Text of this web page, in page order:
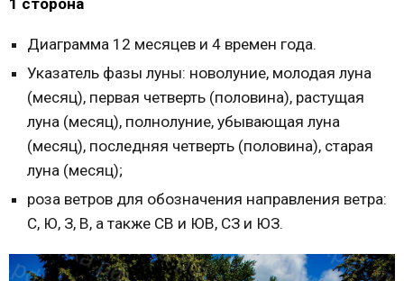
1 сторона
Диаграмма 12 месяцев и 4 времен года.
Указатель фазы луны: новолуние, молодая луна
(месяц), первая четверть (половина), растущая
луна (месяц), полнолуние, убывающая луна
(месяц), последняя четверть (половина), старая
луна (месяц);
роза ветров для обозначения направления ветра:
С, Ю, З, В, а также СВ и ЮВ, СЗ и ЮЗ.